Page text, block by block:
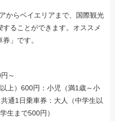
からベイエリアまで、国際観光
ることができます。オススメ
」です。
～
上）600円：小児（満1歳～小
通1日乗車券：大人（中学生以
生まで500円）